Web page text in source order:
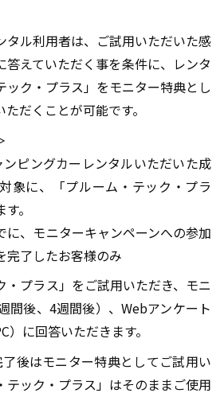
タル利用者は、ご試用いただいた感
答えていただく事を条件に、レンタ
ック・プラス」をモニター特典とし
だくことが可能です。
ンピングカーレンタルいただいた成
象に、「プルーム・テック・プラ
。
、モニターキャンペーンへの参加
完了したお客様のみ
・プラス」をご試用いただき、モニ
間後、4週間後）、Webアンケート
）に回答いただきます。
了後はモニター特典としてご試用い
テック・プラス」はそのままご使用